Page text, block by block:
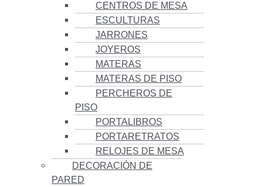
CENTROS DE MESA
ESCULTURAS
JARRONES
JOYEROS
MATERAS
MATERAS DE PISO
PERCHEROS DE
PISO
PORTALIBROS
PORTARETRATOS
RELOJES DE MESA
DECORACIÓN DE
PARED